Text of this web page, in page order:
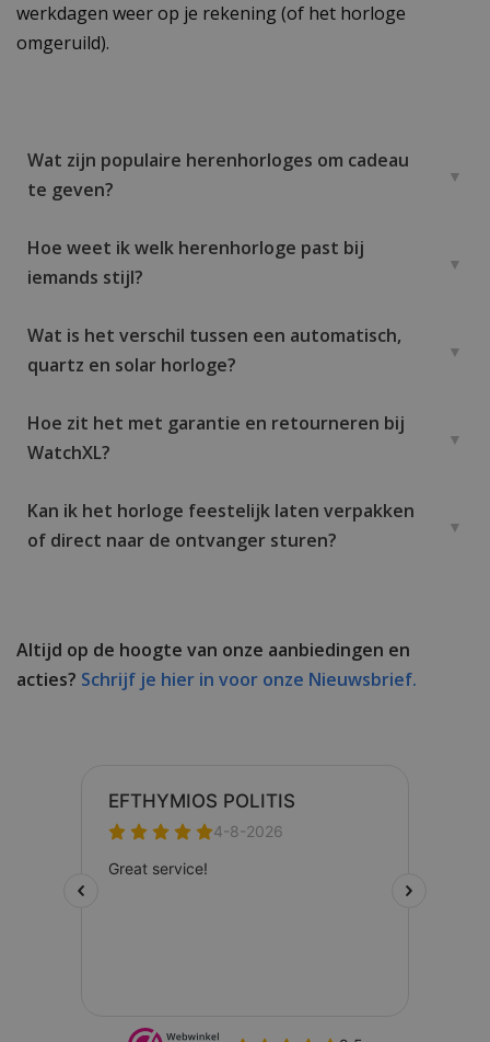
werkdagen weer op je rekening (of het horloge
omgeruild).
Wat zijn populaire herenhorloges om cadeau
te geven?
Hoe weet ik welk herenhorloge past bij
iemands stijl?
Wat is het verschil tussen een automatisch,
quartz en solar horloge?
Hoe zit het met garantie en retourneren bij
WatchXL?
Kan ik het horloge feestelijk laten verpakken
of direct naar de ontvanger sturen?
Altijd op de hoogte van onze aanbiedingen en
acties? Schrijf je hier in voor onze Nieuwsbrief.